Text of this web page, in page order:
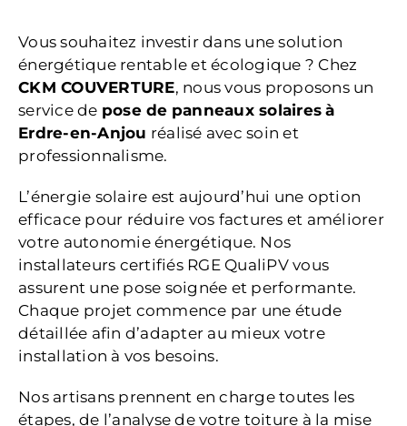
Vous souhaitez investir dans une solution
énergétique rentable et écologique ? Chez
CKM COUVERTURE, nous vous proposons un
service de pose de panneaux solaires à
Erdre-en-Anjou réalisé avec soin et
professionnalisme.
L’énergie solaire est aujourd’hui une option
efficace pour réduire vos factures et améliorer
votre autonomie énergétique. Nos
installateurs certifiés RGE QualiPV vous
assurent une pose soignée et performante.
Chaque projet commence par une étude
détaillée afin d’adapter au mieux votre
installation à vos besoins.
Nos artisans prennent en charge toutes les
étapes, de l’analyse de votre toiture à la mise